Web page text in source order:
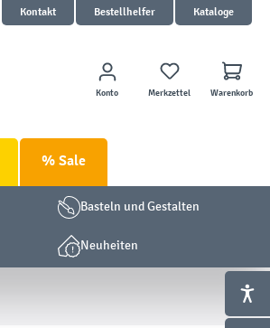
Kontakt Bestellhelfer Kataloge
Konto Merkzettel Warenkorb
% Sale
Basteln und Gestalten
Neuheiten